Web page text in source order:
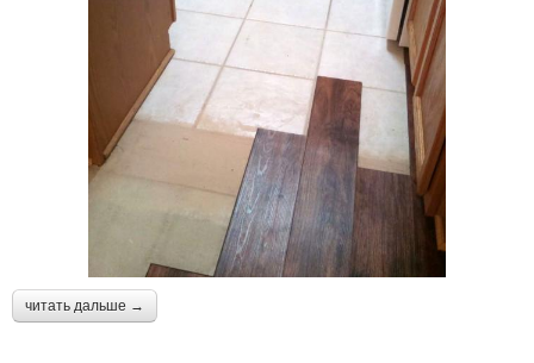
читать дальше →